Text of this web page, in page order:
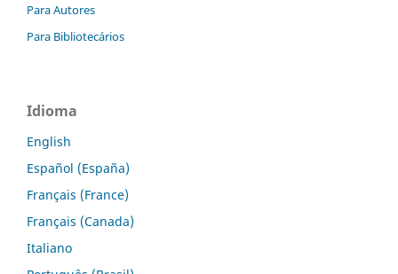
Para Autores
Para Bibliotecários
Idioma
English
Español (España)
Français (France)
Français (Canada)
Italiano